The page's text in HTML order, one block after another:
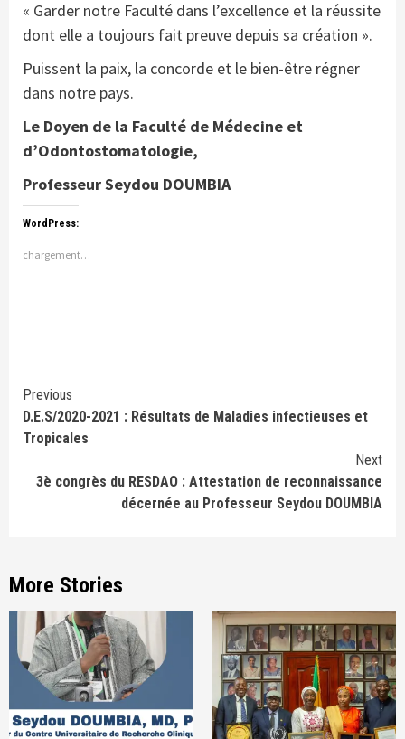
« Garder notre Faculté dans l’excellence et la réussite
dont elle a toujours fait preuve depuis sa création ».
Puissent la paix, la concorde et le bien-être régner
dans notre pays.
Le Doyen de la Faculté de Médecine et
d’Odontostomatologie,
Professeur Seydou DOUMBIA
WordPress:
chargement…
Continue
Reading
Previous
D.E.S/2020-2021 : Résultats de Maladies infectieuses et
Tropicales
Next
3è congrès du RESDAO : Attestation de reconnaissance
décernée au Professeur Seydou DOUMBIA
More Stories